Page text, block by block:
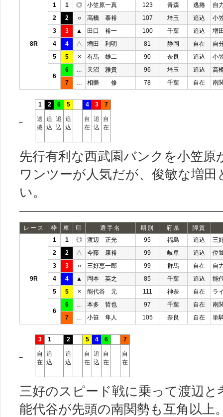
8R
1 1 ◎ 小笠原一真 123 青森 逃捲
自
2
2 ○ 高橋 泰裕 107 埼玉 追込
小
3
3 ▲ 田口 裕一 100 千葉 追込
増
4
4 △ 増田 利明 81 静岡 自在
自
5
5 × 有馬 雄二 90 奈良 追込 小
6
6 天沼 雅貴 96 埼玉 追込
高
7
相樂 修 78 千葉 自在 南
←
1
逃
捲
2
追
込
6
追
込
5
追
込
4
自
在
3
追
込
7
自
在
先行有利な西武園バンクを小笠原
ワンツーが人気だが、俊敏な増田
い。
レース 枠 車 印 選手名 期別 府県 脚質
9R
1 1 ◎ 渡辺 正光 95 福島 追込
三
2
2 △ 今藤 康裕 99 岐阜 追込
位
3
3 ○ 三好恵一郎 99 群馬 自在
自
4
4 ▲ 岡本 英之 85 千葉 追込
能
5
5 × 能代谷 元 111 神奈 自在 ラ
6
6 本多 哲也 97 千葉 自在
南
7
小笹 隼人 105 奈良 自在 単
←
3
自
在
1
追
込
2
追
込
5
自
在
4
追
込
6
自
在
7
自
在
三好のスピード戦に乗って渡辺
能代谷が先頭の南関勢も互角以上